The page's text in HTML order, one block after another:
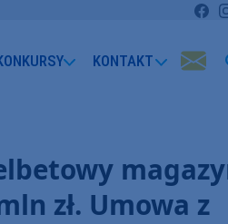
KONTAKT
zł. Umowa z